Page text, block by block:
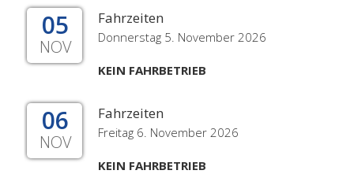
05
NOV
Fahrzeiten
Donnerstag 5. November 2026
KEIN FAHRBETRIEB
06
NOV
Fahrzeiten
Freitag 6. November 2026
KEIN FAHRBETRIEB